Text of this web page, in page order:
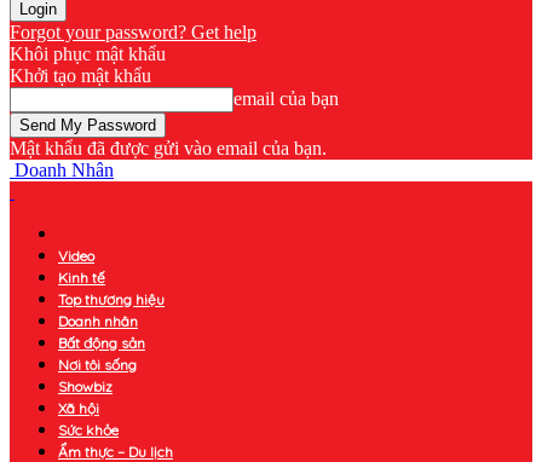
Forgot your password? Get help
Khôi phục mật khẩu
Khởi tạo mật khẩu
email của bạn
Mật khẩu đã được gửi vào email của bạn.
Doanh Nhân
Video
Kinh tế
Top thương hiệu
Doanh nhân
Bất động sản
Nơi tôi sống
Showbiz
Xã hội
Sức khỏe
Ẩm thực – Du lịch